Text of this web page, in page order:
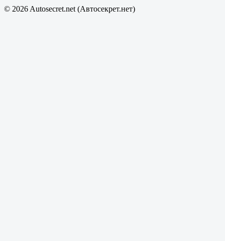
© 2026 Autosecret.net (Автосекрет.нет)